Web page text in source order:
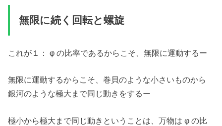
無限に続く回転と螺旋
これが１： φ の比率であるからこそ、無限に運動するー
無限に運動するからこそ、巻貝のような小さいものから
銀河のような極大まで同じ動きをするー
極小から極大まで同じ動きということは、万物は φ の比